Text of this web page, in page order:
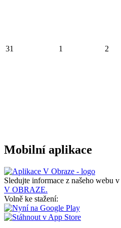
31 1 2
Mobilní aplikace
Sledujte informace z našeho webu v
V OBRAZE.
Volně ke stažení: